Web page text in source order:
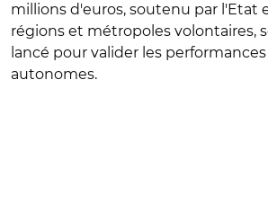
millions d'euros, soutenu par l'Etat
régions et métropoles volontaires,
lancé pour valider les
autonomes.